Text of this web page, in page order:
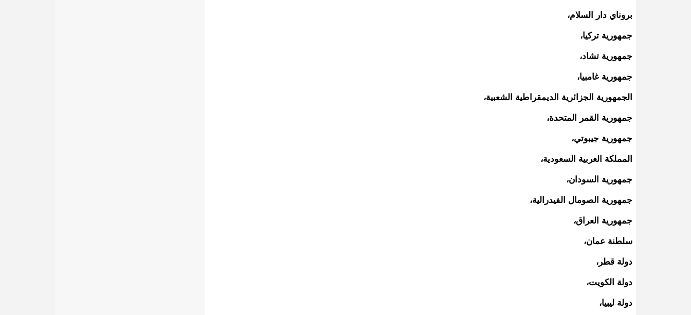
بروناي دار السلام،
جمهورية تركيا،
جمهورية تشاد،
جمهورية غامبيا،
الجمهورية الجزائرية الديمقراطية الشعبية،
جمهورية القمر المتحدة،
جمهورية جيبوتي،
المملكة العربية السعودية،
جمهورية السودان،
جمهورية الصومال الفيدرالية،
جمهورية العراق،
سلطنة عمان،
دولة قطر،
دولة الكويت،
دولة ليبيا،